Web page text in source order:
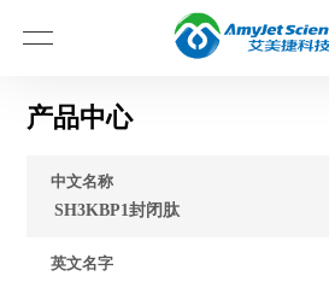
产品中心
中文名称
SH3KBP1封闭肽
英文名字